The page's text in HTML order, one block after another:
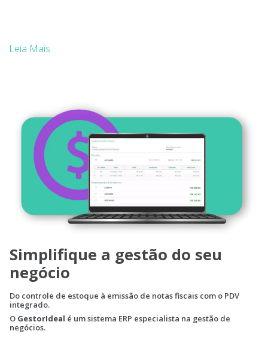
Leia Mais
Simplifique a gestão do seu
negócio
Do controle de estoque à emissão de notas fiscais com o PDV
integrado.
O GestorIdeal é um sistema ERP especialista na gestão de
negócios.